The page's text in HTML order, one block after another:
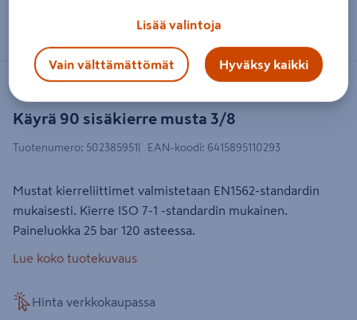
Käyrä 90 sisäkierre musta 3/8
Tuotenumero: 502385951 EAN-koodi: 6415895110293
Mustat kierreliittimet valmistetaan EN1562-standardin
mukaisesti. Kierre ISO 7-1 -standardin mukainen.
Paineluokka 25 bar 120 asteessa.
Lue koko tuotekuvaus
Hinta verkkokaupassa
Lisää valintoja
Vain välttämättömät Hyväksy kaikki